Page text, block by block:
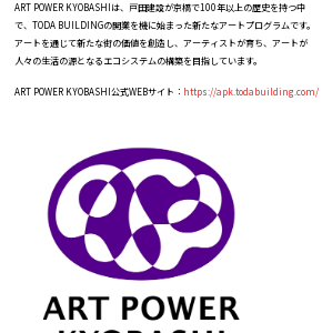
ART POWER KYOBASHIは、戸田建設が京橋で100年以上の歴史を持つ中
で、TODA BUILDINGの開業を機に始まった新たなアートプログラムです。
アートを通じて新たな街の価値を創造し、アーティストが育ち、アートが
人々の生活の源となるエコシステムの構築を目指しています。
ART POWER KYOBASHI公式WEBサイト： https://apk.todabuilding.com/